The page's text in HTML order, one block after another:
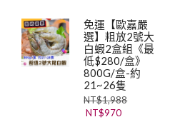
免運【歐嘉嚴
選】粗放2號大
白蝦2盒組《最
低$280/盒》
800G/盒-約
21~26隻
NT$1,988
NT$970